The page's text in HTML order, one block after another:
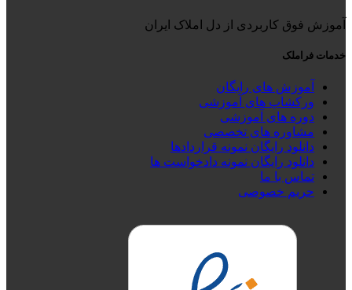
آموزش فوق کاربردی از دل املاک ایران
خدمات فراملک
آموزش های رایگان
ورکشاپ های آموزشی
دوره های آموزشی
مشاوره های تخصصی
دانلود رایگان نمونه قراردادها
دانلود رایگان نمونه دادخواست ها
تماس با ما
حریم خصوصی